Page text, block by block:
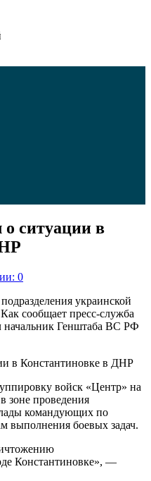
о ситуации в
0
украинской
сообщает пресс-служба
Генштаба ВС РФ
войск «Центр» на
зоне проведения
командующих по
выполнения боевых задач.
Константиновке», —